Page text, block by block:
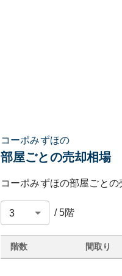
コーポみずほの
部屋ごとの売却相場
コーポみずほの部屋ごとの
/5階
階数 間取り